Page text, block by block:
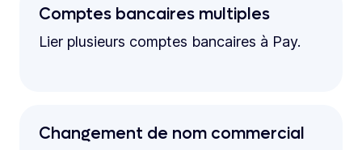
Comptes bancaires multiples
Lier plusieurs comptes bancaires à Pay.
Changement de nom commercial